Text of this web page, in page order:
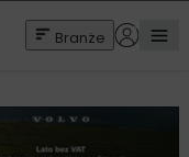
Branże